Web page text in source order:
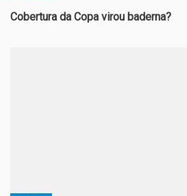
Cobertura da Copa virou baderna?